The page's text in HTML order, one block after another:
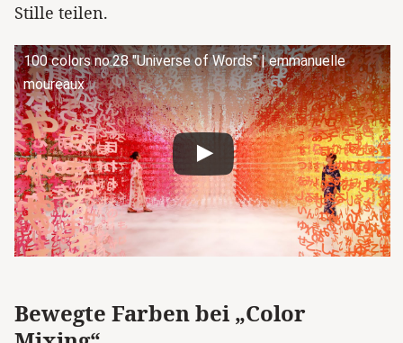
Stille teilen.
100 colors no.28 "Universe of Words" | emmanuelle
moureaux
Bewegte Farben bei „Color